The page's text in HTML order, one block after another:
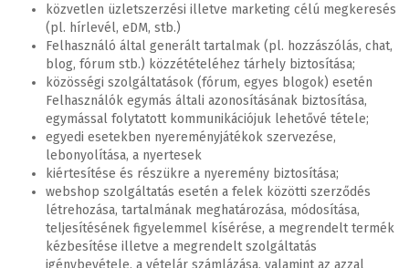
közvetlen üzletszerzési illetve marketing célú megkeresés
(pl. hírlevél, eDM, stb.)
Felhasználó által generált tartalmak (pl. hozzászólás, chat,
blog, fórum stb.) közzétételéhez tárhely biztosítása;
közösségi szolgáltatások (fórum, egyes blogok) esetén
Felhasználók egymás általi azonosításának biztosítása,
egymással folytatott kommunikációjuk lehetővé tétele;
egyedi esetekben nyereményjátékok szervezése,
lebonyolítása, a nyertesek
kiértesítése és részükre a nyeremény biztosítása;
webshop szolgáltatás esetén a felek közötti szerződés
létrehozása, tartalmának meghatározása, módosítása,
teljesítésének figyelemmel kísérése, a megrendelt termék
kézbesítése illetve a megrendelt szolgáltatás
igénybevétele, a vételár számlázása, valamint az azzal